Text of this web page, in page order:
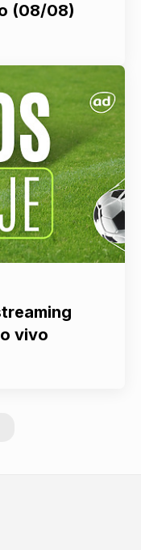
(08/08)
vivo